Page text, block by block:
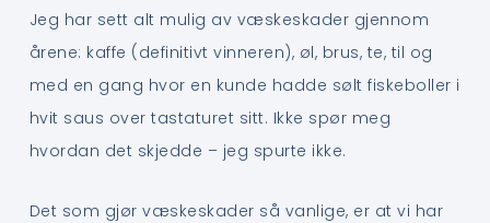
Jeg har sett alt mulig av væskeskader gjennom
årene: kaffe (definitivt vinneren), øl, brus, te, til og
med en gang hvor en kunde hadde sølt fiskeboller i
hvit saus over tastaturet sitt. Ikke spør meg
hvordan det skjedde – jeg spurte ikke.
Det som gjør væskeskader så vanlige, er at vi har